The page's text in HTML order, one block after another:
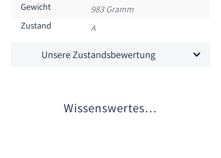
Gewicht
983 Gramm
Zustand
A
Unsere Zustandsbewertung
Wissenswertes…